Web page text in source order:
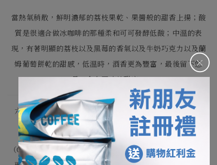
＋
當熱氣稍散，鮮明濃郁的荔枝果乾、果醬般的甜香上揚；酸
質是很適合做冰咖啡的那種柔和可可發酵低酸；中溫的表
現，有著明顯的荔枝以及黑莓的香氣以及牛奶巧克力以及蘭
姆葡萄餅乾的甜感，低溫時，酒香更為豐富，最後留下悠
長、令人回味的甜蜜。
六月，歡迎來到店裡，體驗這杯專屬於初夏的創意組合。
本月我們的咖啡師夥伴（輔哥）運用了澄清
（Clarification）的風味工藝，將泰茶、椰奶與香蘭葉完美